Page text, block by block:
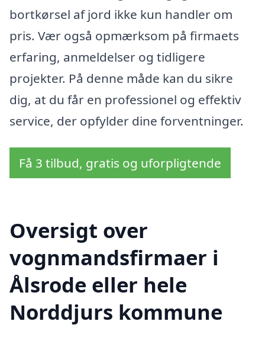
bortkørsel af jord ikke kun handler om
pris. Vær også opmærksom på firmaets
erfaring, anmeldelser og tidligere
projekter. På denne måde kan du sikre
dig, at du får en professionel og effektiv
service, der opfylder dine forventninger.
Få 3 tilbud, gratis og uforpligtende
Oversigt over
vognmandsfirmaer i
Ålsrode eller hele
Norddjurs kommune